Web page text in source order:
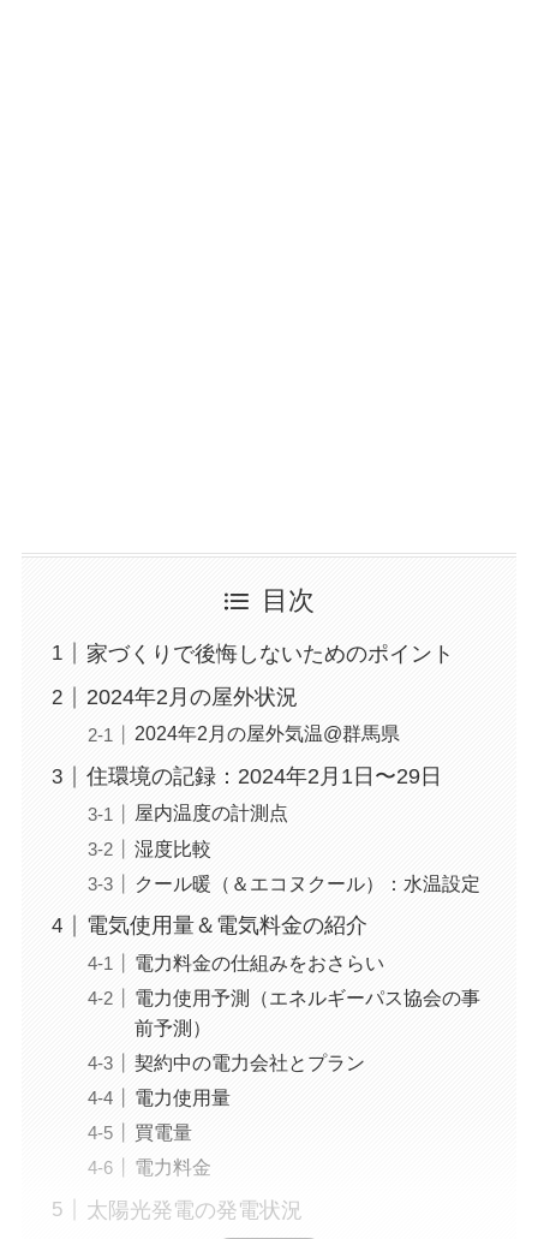
目次
家づくりで後悔しないためのポイント
2024年2月の屋外状況
2024年2月の屋外気温@群馬県
住環境の記録：2024年2月1日〜29日
屋内温度の計測点
湿度比較
クール暖（＆エコヌクール）：水温設定
電気使用量＆電気料金の紹介
電力料金の仕組みをおさらい
電力使用予測（エネルギーパス協会の事
前予測）
契約中の電力会社とプラン
電力使用量
買電量
電力料金
太陽光発電の発電状況